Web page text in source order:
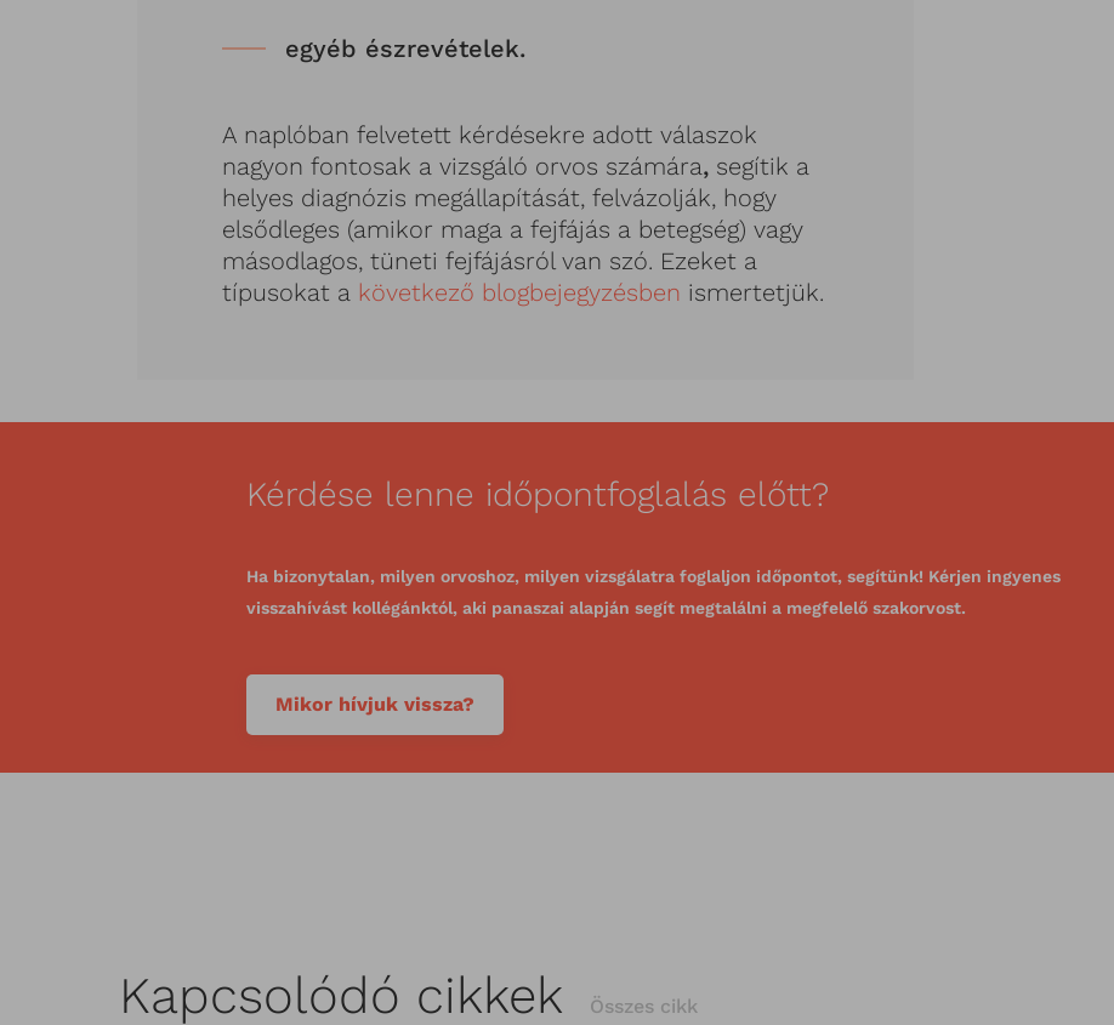
egyéb észrevételek.
A naplóban felvetett kérdésekre adott válaszok
nagyon fontosak a vizsgáló orvos számára, segítik a
helyes diagnózis megállapítását, felvázolják, hogy
elsődleges (amikor maga a fejfájás a betegség) vagy
másodlagos, tüneti fejfájásról van szó. Ezeket a
típusokat a következő blogbejegyzésben ismertetjük.
Kérdése lenne időpontfoglalás előtt?
Ha bizonytalan, milyen orvoshoz, milyen vizsgálatra foglaljon időpontot, segítünk! Kérjen ingyenes
visszahívást kollégánktól, aki panaszai alapján segít megtalálni a megfelelő szakorvost.
Mikor hívjuk vissza?
Kapcsolódó cikkek Összes cikk